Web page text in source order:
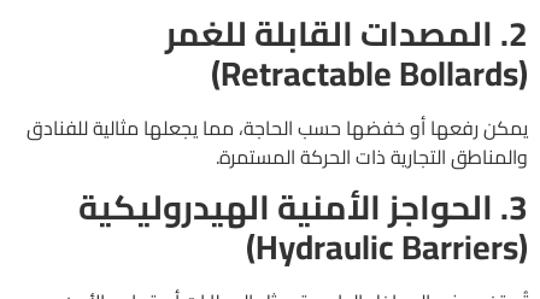
2. المصدات القابلة للغمر
(Retractable Bollards)
يمكن رفعها أو خفضها حسب الحاجة، مما يجعلها مثالية للفنادق
والمناطق التجارية ذات الحركة المستمرة.
3. الحواجز الأمنية الهيدروليكية
(Hydraulic Barriers)